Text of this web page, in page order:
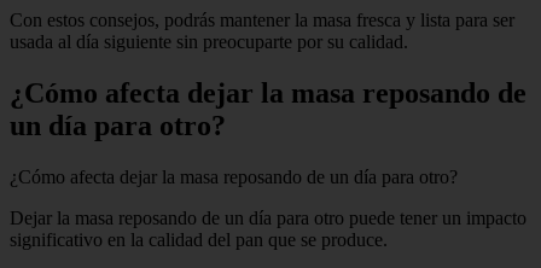
Con estos consejos, podrás mantener la masa fresca y lista para ser
usada al día siguiente sin preocuparte por su calidad.
¿Cómo afecta dejar la masa reposando de
un día para otro?
¿Cómo afecta dejar la masa reposando de un día para otro?
Dejar la masa reposando de un día para otro puede tener un impacto
significativo en la calidad del pan que se produce.